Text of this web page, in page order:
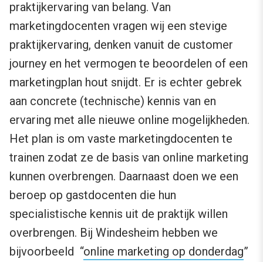
praktijkervaring van belang. Van
marketingdocenten vragen wij een stevige
praktijkervaring, denken vanuit de customer
journey en het vermogen te beoordelen of een
marketingplan hout snijdt. Er is echter gebrek
aan concrete (technische) kennis van en
ervaring met alle nieuwe online mogelijkheden.
Het plan is om vaste marketingdocenten te
trainen zodat ze de basis van online marketing
kunnen overbrengen. Daarnaast doen we een
beroep op gastdocenten die hun
specialistische kennis uit de praktijk willen
overbrengen. Bij Windesheim hebben we
bijvoorbeeld “online marketing op donderdag”